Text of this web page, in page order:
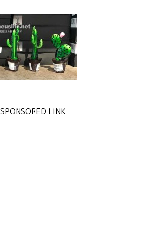
SPONSORED LINK